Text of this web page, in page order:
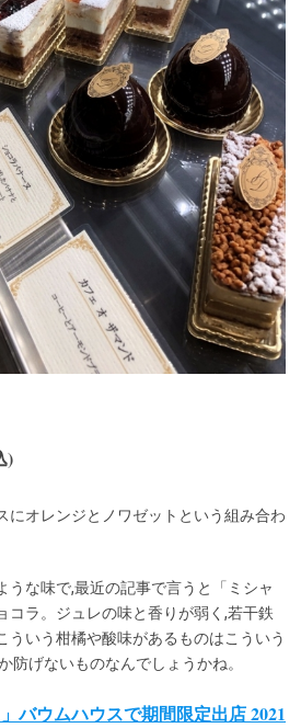
)
にオレンジとノワゼットという組み合わ
うな味で,最近の記事で言うと「ミシャ
コラ。ジュレの味と香りが弱く,若干鉄
ういう柑橘や酸味があるものはこういう
防げないものなんでしょうかね。
バウムハウスで期間限定出店 2021